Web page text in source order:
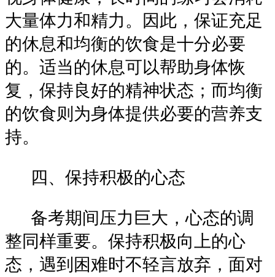
大量体力和精力。因此，保证充足
的休息和均衡的饮食是十分必要
的。适当的休息可以帮助身体恢
复，保持良好的精神状态；而均衡
的饮食则为身体提供必要的营养支
持。
四、保持积极的心态
备考期间压力巨大，心态的调
整同样重要。保持积极向上的心
态，遇到困难时不轻言放弃，面对